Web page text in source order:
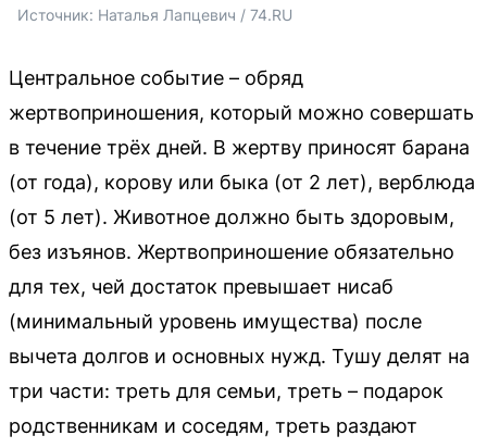
Источник: Наталья Лапцевич / 74.RU
Центральное событие – обряд
жертвоприношения, который можно совершать
в течение трёх дней. В жертву приносят барана
(от года), корову или быка (от 2 лет), верблюда
(от 5 лет). Животное должно быть здоровым,
без изъянов. Жертвоприношение обязательно
для тех, чей достаток превышает нисаб
(минимальный уровень имущества) после
вычета долгов и основных нужд. Тушу делят на
три части: треть для семьи, треть – подарок
родственникам и соседям, треть раздают